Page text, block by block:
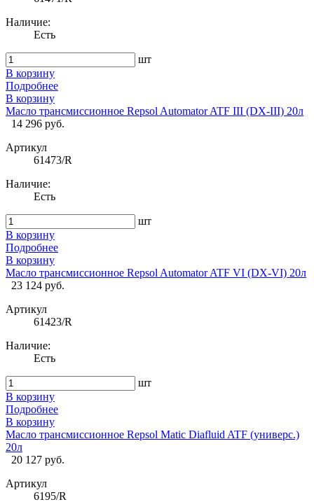
Наличие:
Есть
шт
В корзину
Подробнее
В корзину
Масло трансмиссионное Repsol Automator ATF III (DX-III) 20л
14 296 руб.
Артикул
61473/R
Наличие:
Есть
шт
В корзину
Подробнее
В корзину
Масло трансмиссионное Repsol Automator ATF VI (DX-VI) 20л
23 124 руб.
Артикул
61423/R
Наличие:
Есть
шт
В корзину
Подробнее
В корзину
Масло трансмиссионное Repsol Matic Diafluid ATF (универс.)
20л
20 127 руб.
Артикул
6195/R